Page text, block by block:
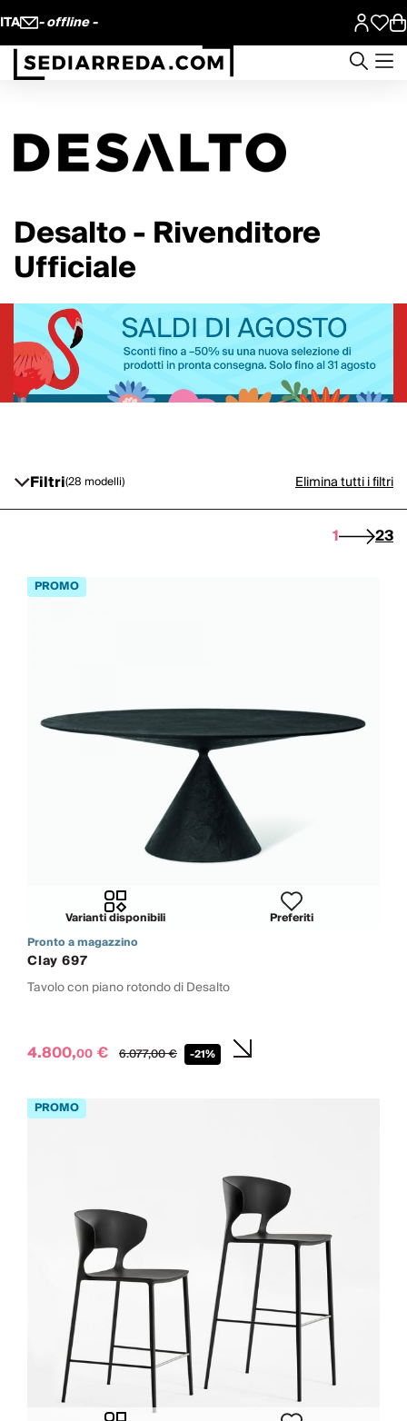
ITA - offline -
Desalto - Rivenditore
Ufficiale
Filtri(28 modelli) Elimina tutti i filtri
1 23
Varianti disponibili
Preferiti
Pronto a magazzino
Clay 697
Tavolo con piano rotondo di Desalto
4.800,00 € 6.077,00€ -21%